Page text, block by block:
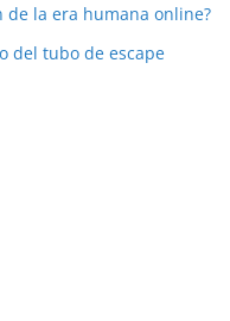
la era humana online?
del tubo de escape